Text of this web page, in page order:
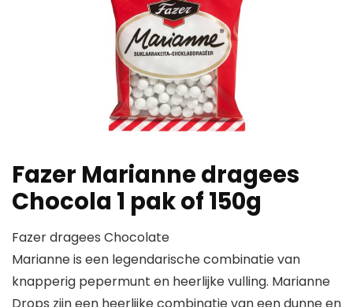
Fazer Marianne dragees
Chocola 1 pak of 150g
Fazer dragees Chocolate
Marianne is een legendarische combinatie van
knapperig pepermunt en heerlijke vulling. Marianne